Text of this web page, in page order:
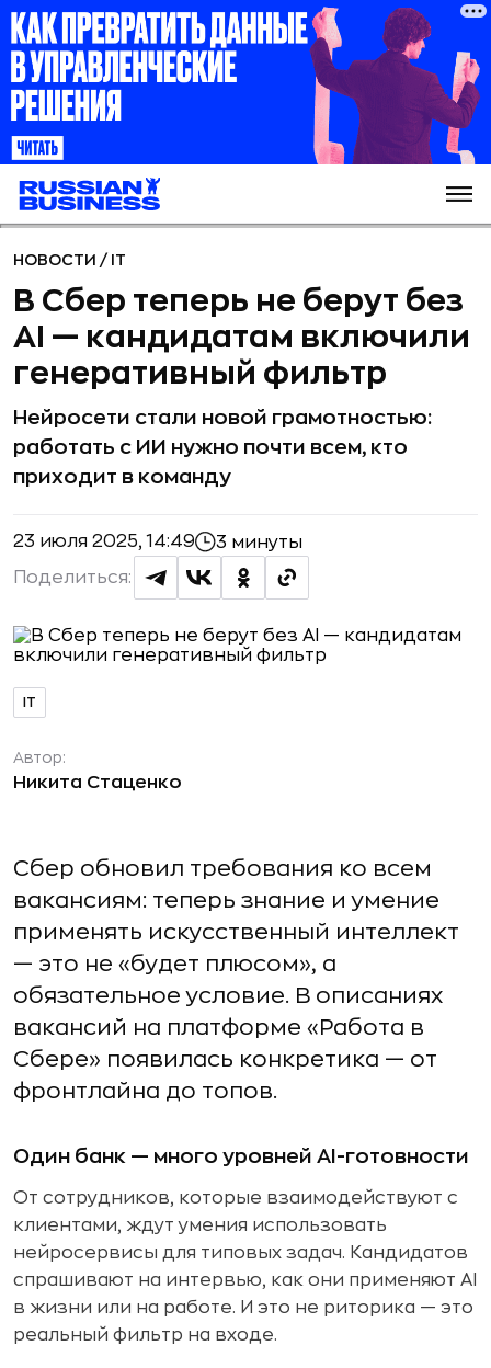
НОВОСТИ / IT
В Сбер теперь не берут без
AI — кандидатам включили
генеративный фильтр
Нейросети стали новой грамотностью:
работать с ИИ нужно почти всем, кто
приходит в команду
23 июля 2025, 14:49 3 минуты
Поделиться:
IT
Автор:
Никита Стаценко
Сбер обновил требования ко всем
вакансиям: теперь знание и умение
применять искусственный интеллект
— это не «будет плюсом», а
обязательное условие. В описаниях
вакансий на платформе «Работа в
Сбере» появилась конкретика — от
фронтлайна до топов.
Один банк — много уровней AI-готовности
От сотрудников, которые взаимодействуют с
клиентами, ждут умения использовать
нейросервисы для типовых задач. Кандидатов
спрашивают на интервью, как они применяют AI
в жизни или на работе. И это не риторика — это
реальный фильтр на входе.